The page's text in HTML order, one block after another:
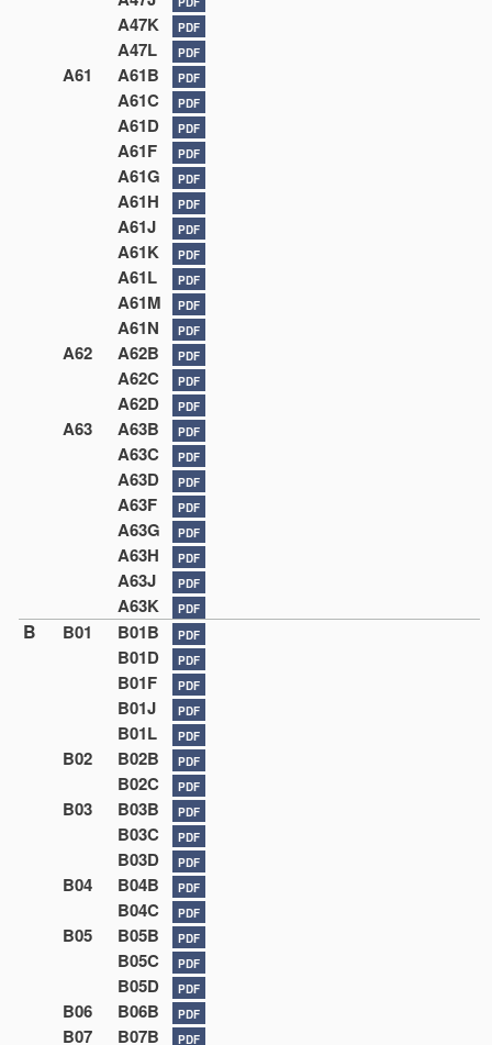
A47K PDF
A47L PDF
A61 A61B PDF
A61C PDF
A61D PDF
A61F PDF
A61G PDF
A61H PDF
A61J PDF
A61K PDF
A61L PDF
A61M PDF
A61N PDF
A62 A62B PDF
A62C PDF
A62D PDF
A63 A63B PDF
A63C PDF
A63D PDF
A63F PDF
A63G PDF
A63H PDF
A63J PDF
A63K PDF
B B01 B01B PDF
B01D PDF
B01F PDF
B01J PDF
B01L PDF
B02 B02B PDF
B02C PDF
B03 B03B PDF
B03C PDF
B03D PDF
B04 B04B PDF
B04C PDF
B05 B05B PDF
B05C PDF
B05D PDF
B06 B06B PDF
B07 B07B PDF